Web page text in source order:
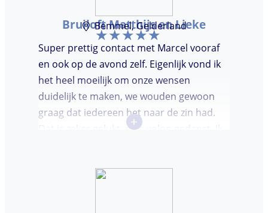
Bruiloft Matthijs en Lieke
Bemmel, Gelderland
Super prettig contact met Marcel vooraf
en ook op de avond zelf. Eigenlijk vond ik
het heel moeilijk om onze wensen
duidelijk te maken, we wouden gewoon
graag dat iedereen het naar de zin had.
Dat is zeker gelukt, er is volop gedanst. Ik
avondje gehad en zou DJ huren zeker
+